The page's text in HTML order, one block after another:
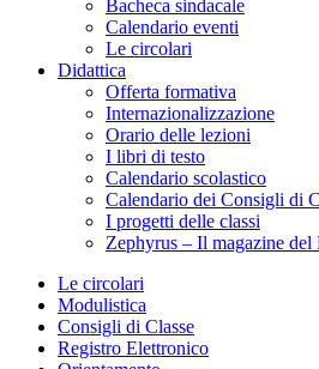
Bacheca sindacale
Calendario eventi
Le circolari
Didattica
Offerta formativa
Internazionalizzazione
Orario delle lezioni
I libri di testo
Calendario scolastico
Calendario dei Consigli di
I progetti delle classi
Zephyrus – Il magazine
Le circolari
Modulistica
Consigli di Classe
Registro Elettronico